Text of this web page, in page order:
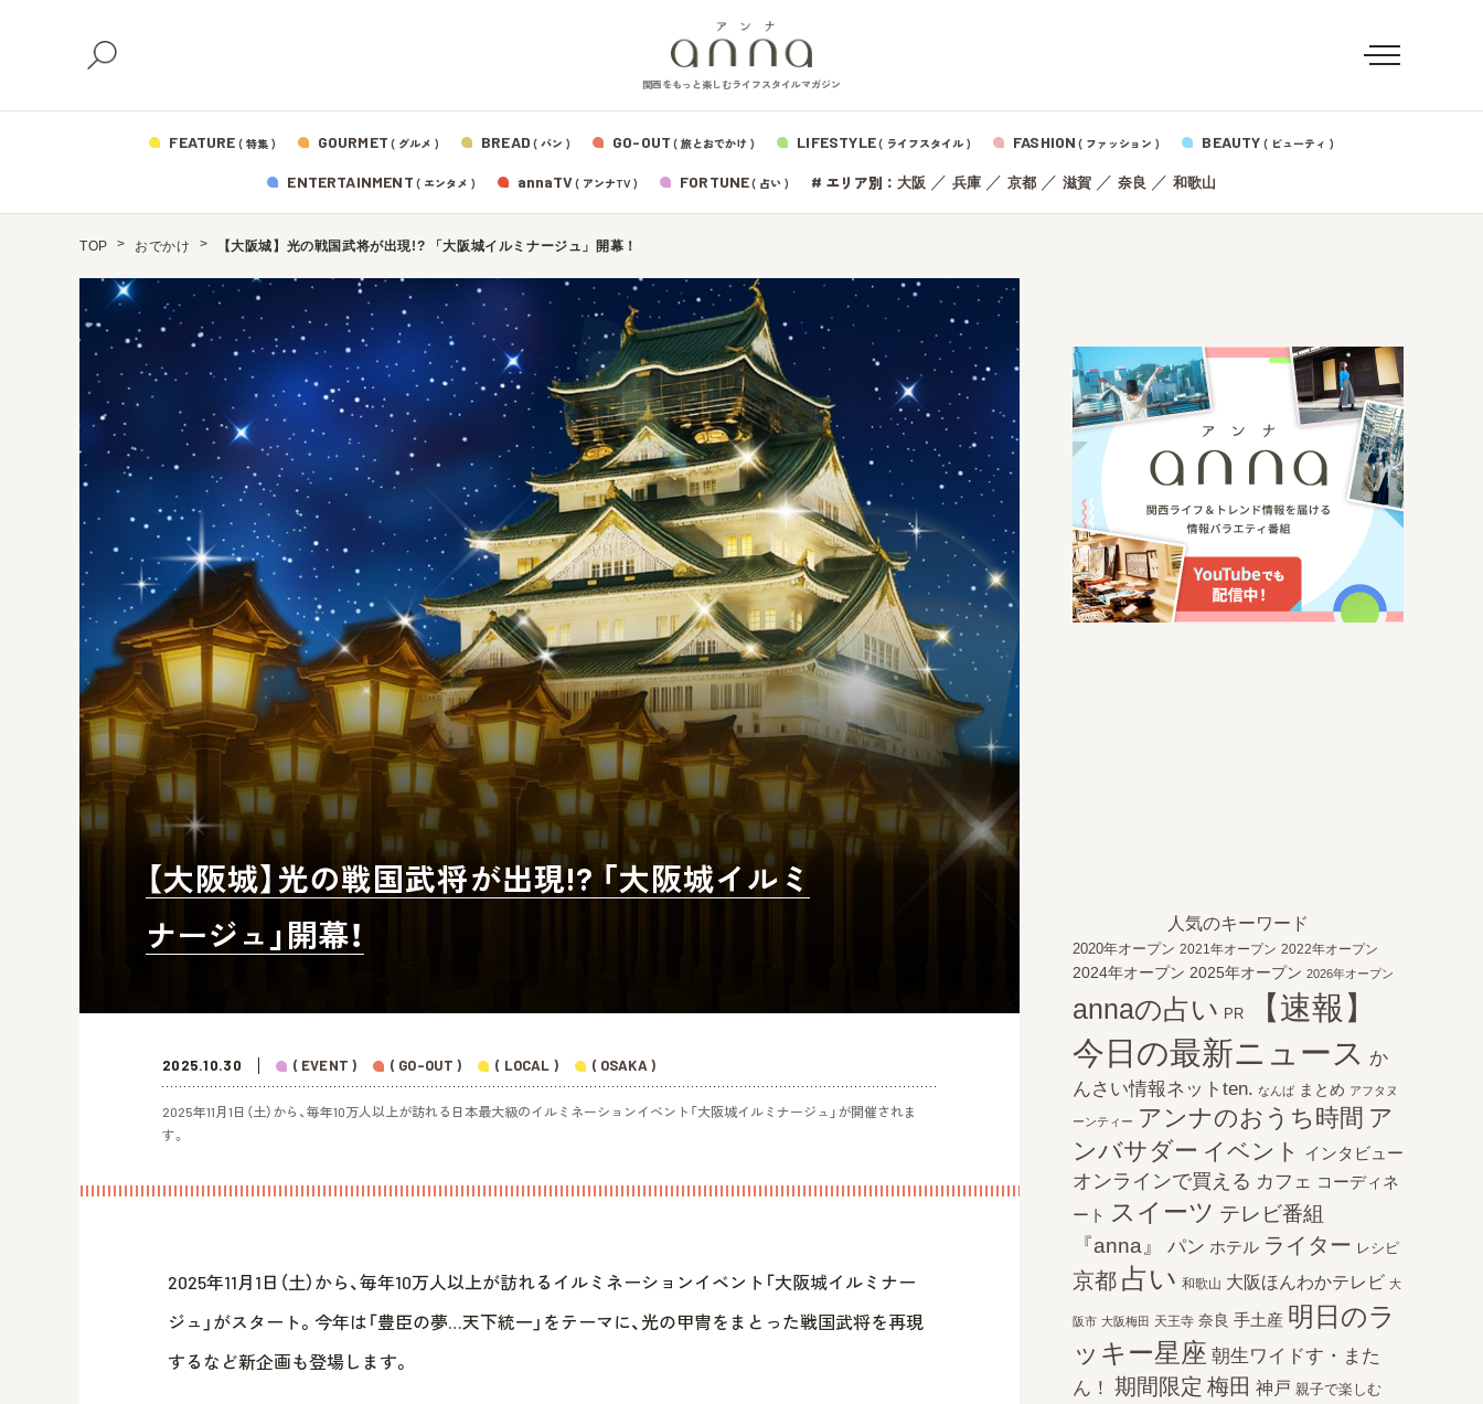
関西をもっと楽しむライフスタイルマガジン
FEATURE ( 特集 ) GOURMET ( グルメ ) BREAD ( パン ) GO-OUT ( 旅とおでかけ ) LIFESTYLE( ライフスタイル ) FASHION ( ファッション ) BEAUTY ( ビューティ )
ENTERTAINMENT ( エンタメ ) annaTV( アンナTV ) FORTUNE( 占い ) # エリア別： 大阪 ／ 兵庫／ 京都／ 滋賀／ 奈良 ／ 和歌山
TOP おでかけ 【大阪城】光の戦国武将が出現!? 「大阪城イルミナージュ」開幕！
【大阪城】光の戦国武将が出現!? 「大阪城イルミ
ナージュ」開幕！
2025.10.30 ( EVENT ) ( GO-OUT ) ( LOCAL ) ( OSAKA )
2025年11月1日（土）から、毎年10万人以上が訪れる日本最大級のイルミネーションイベント「大阪城イルミナージュ」が開催されま
す。
2025年11月1日（土）から、毎年10万人以上が訪れるイルミネーションイベント「大阪城イルミナー
ジュ」がスタート。今年は「豊臣の夢…天下統一」をテーマに、光の甲冑をまとった戦国武将を再現
するなど新企画も登場します。
人気のキーワード
2020年オープン 2021年オープン 2022年オープン
2024年オープン 2025年オープン 2026年オープン
annaの占い PR
【速報】
今日の最新ニュース か
んさい情報ネットten. なんば まとめ アフタヌ
ーンティー アンナのおうち時間 ア
ンバサダー イベント インタビュー
オンラインで買える カフェ コーディネ
ート
スイーツ テレビ番組
『anna』
パン ホテル ライター レシピ
京都 占い 和歌山 大阪ほんわかテレビ 大
阪市 大阪梅田 天王寺 奈良 手土産 明日のラ
ッキー星座 朝生ワイドす・また
ん！ 期間限定 梅田 神戸 親子で楽しむ